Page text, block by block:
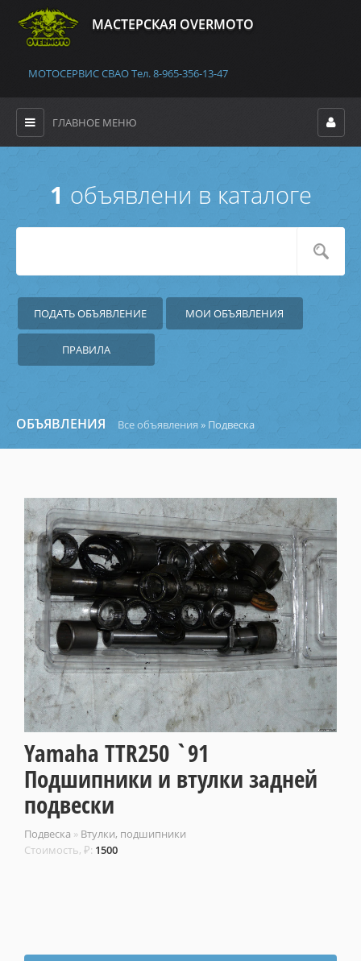
MАСТЕРСКАЯ OVERMOTO
МОТОСЕРВИС СВАО Тел. 8-965-356-13-47
ГЛАВНОЕ МЕНЮ
1 объявлени в каталоге
ПОДАТЬ ОБЪЯВЛЕНИЕ МОИ ОБЪЯВЛЕНИЯ
ПРАВИЛА
ОБЪЯВЛЕНИЯ Все объявления » Подвеска
Yamaha TTR250 `91
Подшипники и втулки задней
подвески
Подвеска » Втулки, подшипники
Стоимость, ₽: 1500